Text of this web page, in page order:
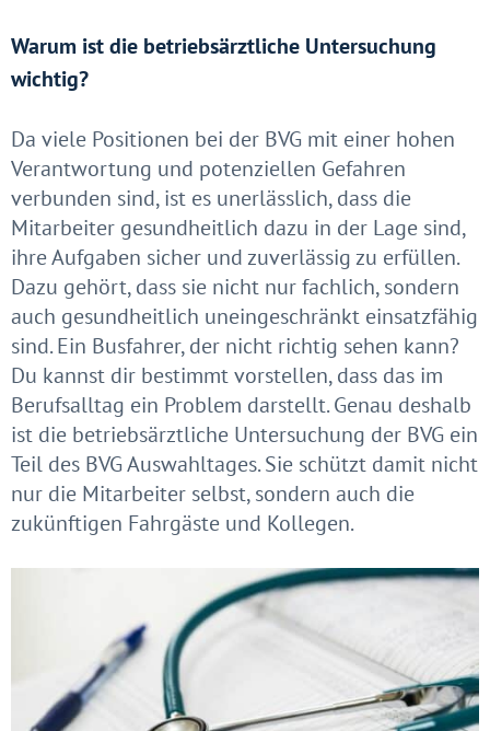
Warum ist die betriebsärztliche Untersuchung
wichtig?
Da viele Positionen bei der BVG mit einer hohen
Verantwortung und potenziellen Gefahren
verbunden sind, ist es unerlässlich, dass die
Mitarbeiter gesundheitlich dazu in der Lage sind,
ihre Aufgaben sicher und zuverlässig zu erfüllen.
Dazu gehört, dass sie nicht nur fachlich, sondern
auch gesundheitlich uneingeschränkt einsatzfähig
sind. Ein Busfahrer, der nicht richtig sehen kann?
Du kannst dir bestimmt vorstellen, dass das im
Berufsalltag ein Problem darstellt. Genau deshalb
ist die betriebsärztliche Untersuchung der BVG ein
Teil des BVG Auswahltages. Sie schützt damit nicht
nur die Mitarbeiter selbst, sondern auch die
zukünftigen Fahrgäste und Kollegen.